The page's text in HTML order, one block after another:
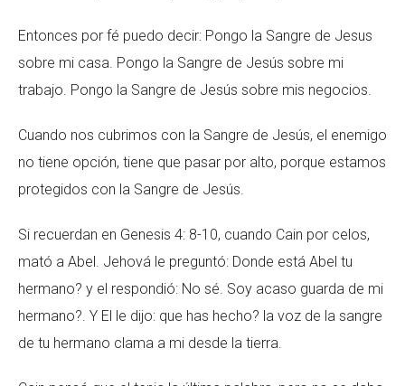
Entonces por fé puedo decir: Pongo la Sangre de Jesus
sobre mi casa. Pongo la Sangre de Jesús sobre mi
trabajo. Pongo la Sangre de Jesús sobre mis negocios.
Cuando nos cubrimos con la Sangre de Jesús, el enemigo
no tiene opción, tiene que pasar por alto, porque estamos
protegidos con la Sangre de Jesús.
Si recuerdan en Genesis 4: 8-10, cuando Cain por celos,
mató a Abel. Jehová le preguntó: Donde está Abel tu
hermano? y el respondió: No sé. Soy acaso guarda de mi
hermano?. Y El le dijo: que has hecho? la voz de la sangre
de tu hermano clama a mi desde la tierra.